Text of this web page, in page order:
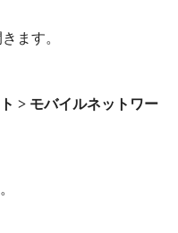
ます。
> モバイルネットワー